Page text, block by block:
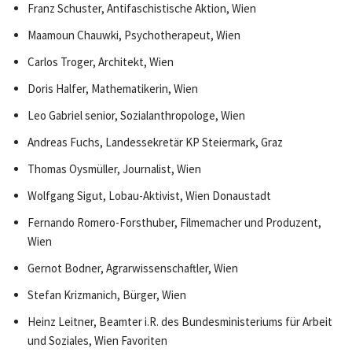
Franz Schuster, Antifaschistische Aktion, Wien
Maamoun Chauwki, Psychotherapeut, Wien
Carlos Troger, Architekt, Wien
Doris Halfer, Mathematikerin, Wien
Leo Gabriel senior, Sozialanthropologe, Wien
Andreas Fuchs, Landessekretär KP Steiermark, Graz
Thomas Oysmüller, Journalist, Wien
Wolfgang Sigut, Lobau-Aktivist, Wien Donaustadt
Fernando Romero-Forsthuber, Filmemacher und Produzent,
Wien
Gernot Bodner, Agrarwissenschaftler, Wien
Stefan Krizmanich, Bürger, Wien
Heinz Leitner, Beamter i.R. des Bundesministeriums für Arbeit
und Soziales, Wien Favoriten